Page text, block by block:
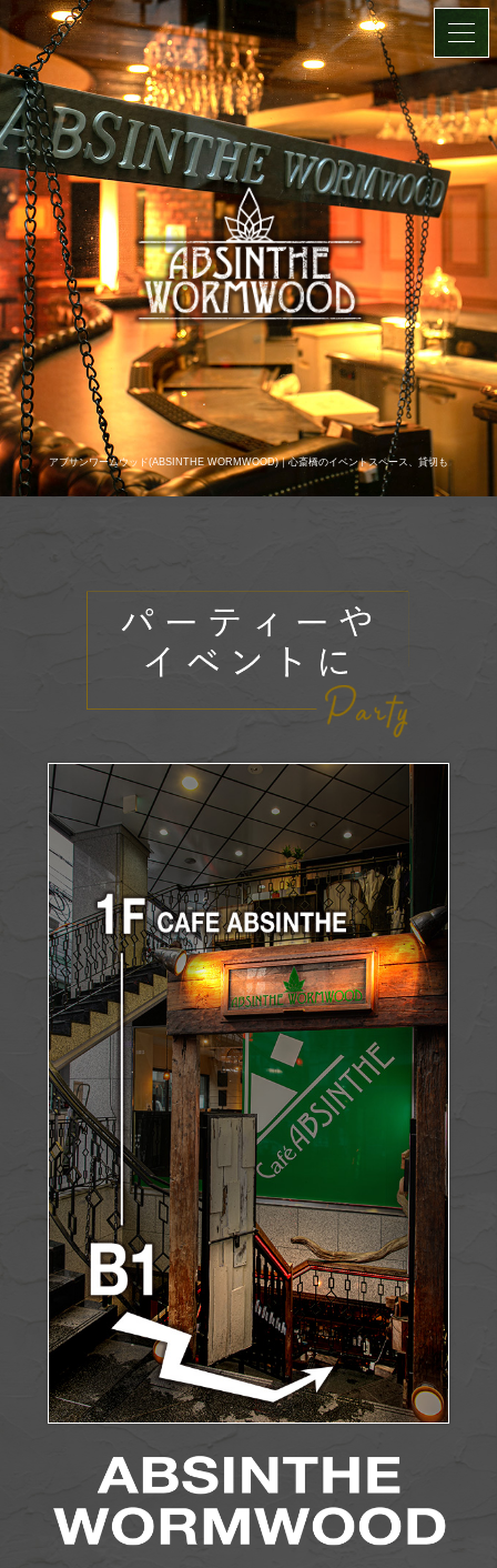
アブサンワームウッド(ABSINTHE WORMWOOD)｜心斎橋のイベントスペース、貸切も